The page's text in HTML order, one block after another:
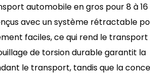
automobile en gros pour 8 à 16
avec un système rétractable
faciles, ce qui rend le transport
de torsion durable garantit la
le transport, tandis que la